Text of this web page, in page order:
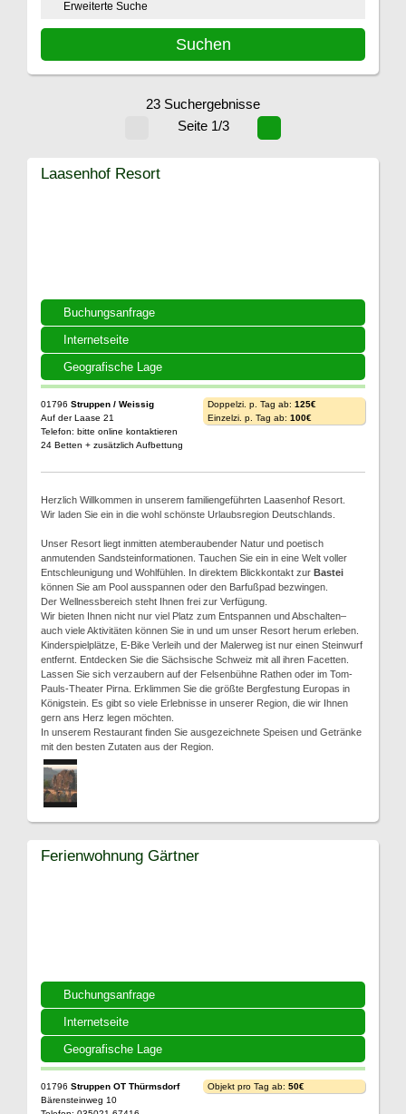
Erweiterte Suche
23 Suchergebnisse
Seite 1/3
Buchungsanfrage
Internetseite
Geografische Lage
Laasenhof Resort
01796 Struppen / Weissig
Auf der Laase 21
Telefon: bitte online kontaktieren
24 Betten + zusätzlich Aufbettung
Doppelzi. p. Tag ab: 125€
Einzelzi. p. Tag ab: 100€
Herzlich Willkommen in unserem familiengeführten Laasenhof Resort.
Wir laden Sie ein in die wohl schönste Urlaubsregion Deutschlands.
Unser Resort liegt inmitten atemberaubender Natur und poetisch
anmutenden Sandsteinformationen. Tauchen Sie ein in eine Welt voller
Entschleunigung und Wohlfühlen. In direktem Blickkontakt zur Bastei
können Sie am Pool ausspannen oder den Barfußpad bezwingen.
Der Wellnessbereich steht Ihnen frei zur Verfügung.
Wir bieten Ihnen nicht nur viel Platz zum Entspannen und Abschalten–
auch viele Aktivitäten können Sie in und um unser Resort herum erleben.
Kinderspielplätze, E-Bike Verleih und der Malerweg ist nur einen Steinwurf
entfernt. Entdecken Sie die Sächsische Schweiz mit all ihren Facetten.
Lassen Sie sich verzaubern auf der Felsenbühne Rathen oder im Tom-
Pauls-Theater Pirna. Erklimmen Sie die größte Bergfestung Europas in
Königstein. Es gibt so viele Erlebnisse in unserer Region, die wir Ihnen
gern ans Herz legen möchten.
In unserem Restaurant finden Sie ausgezeichnete Speisen und Getränke
mit den besten Zutaten aus der Region.
Buchungsanfrage
Internetseite
Geografische Lage
Ferienwohnung Gärtner
01796 Struppen OT Thürmsdorf
Bärensteinweg 10
Objekt pro Tag ab: 50€